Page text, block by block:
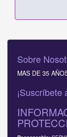
Sobre
MAS DE 35
¡Suscríbete